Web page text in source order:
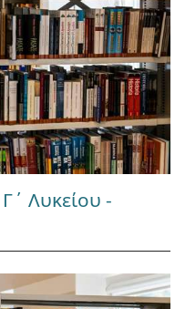
Λυκείου -